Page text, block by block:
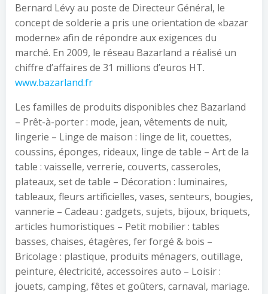
Bernard Lévy au poste de Directeur Général, le
concept de solderie a pris une orientation de «bazar
moderne» afin de répondre aux exigences du
marché. En 2009, le réseau Bazarland a réalisé un
chiffre d’affaires de 31 millions d’euros HT.
www.bazarland.fr
Les familles de produits disponibles chez Bazarland
– Prêt-à-porter : mode, jean, vêtements de nuit,
lingerie – Linge de maison : linge de lit, couettes,
coussins, éponges, rideaux, linge de table – Art de la
table : vaisselle, verrerie, couverts, casseroles,
plateaux, set de table – Décoration : luminaires,
tableaux, fleurs artificielles, vases, senteurs, bougies,
vannerie – Cadeau : gadgets, sujets, bijoux, briquets,
articles humoristiques – Petit mobilier : tables
basses, chaises, étagères, fer forgé & bois –
Bricolage : plastique, produits ménagers, outillage,
peinture, électricité, accessoires auto – Loisir :
jouets, camping, fêtes et goûters, carnaval, mariage.